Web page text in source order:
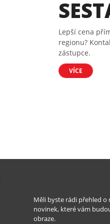
Lepší cena
regionu?
zástupce.
VÍCE
Měli byste rádi přehled o
novinek, které vám
obraze.